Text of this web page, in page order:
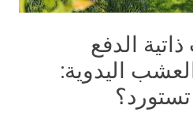
الدفع
اليدوية: